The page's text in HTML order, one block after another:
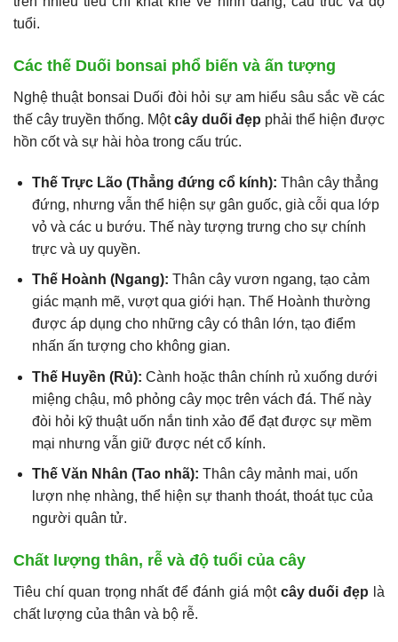
tuổi.
Các thế Duối bonsai phổ biến và ấn tượng
Nghệ thuật bonsai Duối đòi hỏi sự am hiểu sâu sắc về các
thế cây truyền thống. Mộtcây duối đẹp phải thể hiện được
hồn cốt và sự hài hòa trong cấu trúc.
Thế Trực Lão (Thẳng đứng cổ kính): Thân cây thẳng
đứng, nhưng vẫn thể hiện sự gân guốc, già cỗi qua lớp
vỏ và các u bướu. Thế này tượng trưng cho sự chính
trực và uy quyền.
Thế Hoành (Ngang): Thân cây vươn ngang, tạo cảm
giác mạnh mẽ, vượt qua giới hạn. Thế Hoành thường
được áp dụng cho những cây có thân lớn, tạo điểm
nhấn ấn tượng cho không gian.
Thế Huyền (Rủ): Cành hoặc thân chính rủ xuống dưới
miệng chậu, mô phỏng cây mọc trên vách đá. Thế này
đòi hỏi kỹ thuật uốn nắn tinh xảo để đạt được sự mềm
mại nhưng vẫn giữ được nét cổ kính.
Thế Văn Nhân (Tao nhã): Thân cây mảnh mai, uốn
lượn nhẹ nhàng, thể hiện sự thanh thoát, thoát tục của
người quân tử.
Chất lượng thân, rễ và độ tuổi của cây
Tiêu chí quan trọng nhất để đánh giá một cây duối đẹp là
chất lượng của thân và bộ rễ.